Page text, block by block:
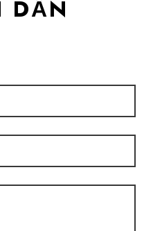
DẪN